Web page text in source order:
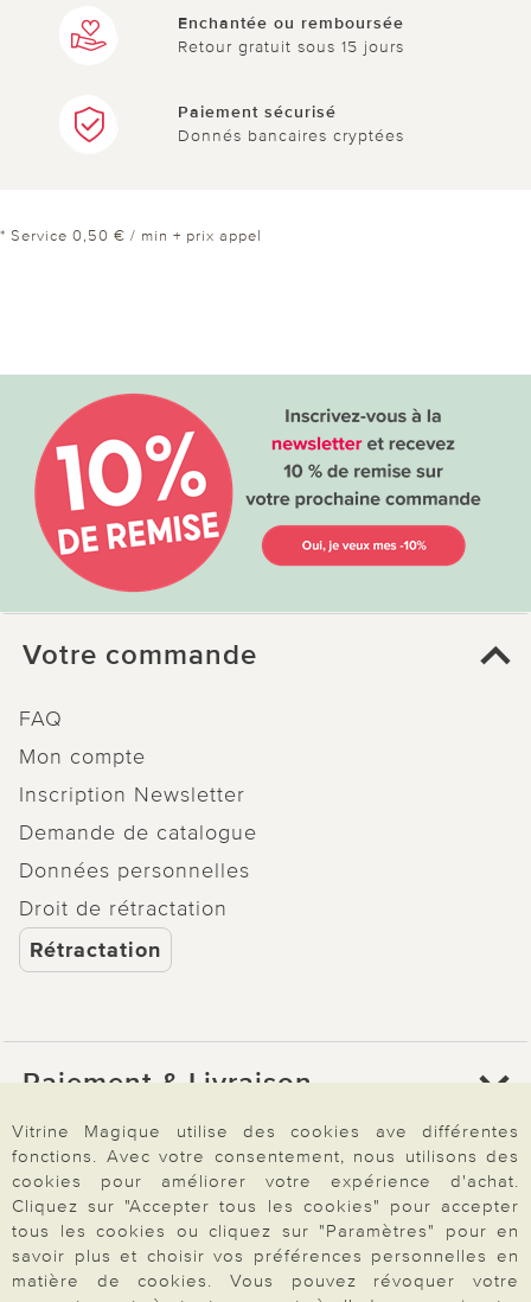
Enchantée ou remboursée
Retour gratuit sous 15 jours
Paiement sécurisé
Donnés bancaires cryptées
* Service 0,50 € / min + prix appel
Votre commande
FAQ
Mon compte
Inscription Newsletter
Demande de catalogue
Données personnelles
Droit de rétractation
Rétractation
Paiement & Livraison
À propos de nous
Besoin d'aide?
Vitrine Magique utilise des cookies ave différentes
fonctions. Avec votre consentement, nous utilisons des
cookies pour améliorer votre expérience d'achat.
Cliquez sur "Accepter tous les cookies" pour accepter
tous les cookies ou cliquez sur "Paramètres" pour en
savoir plus et choisir vos préférences personnelles en
matière de cookies. Vous pouvez révoquer votre